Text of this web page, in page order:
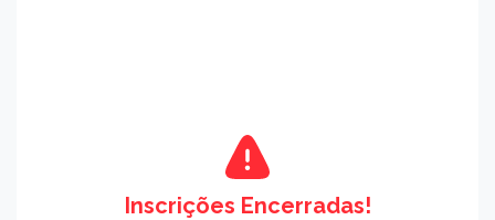
Inscrições Encerradas!